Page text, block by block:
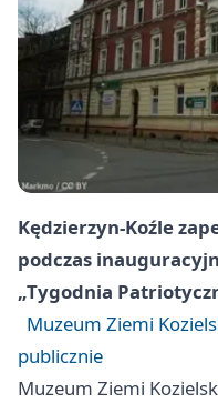
Kędzierzyn-Koźle
podczas
„Tygodnia
Muzeum Ziemi
publicznie
Muzeum Ziemi